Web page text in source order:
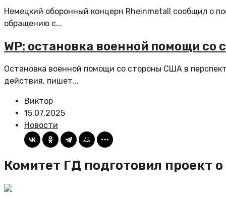
Немецкий оборонный концерн Rheinmetall сообщил о
обращению с...
WP: остановка военной помощи
Остановка военной помощи со стороны США в
действия, пишет...
Виктор
15.07.2025
Новости
Комитет ГД подготовил проект